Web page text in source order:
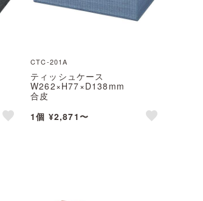
CTC-201A
ティッシュケース
W262×H77×D138mm
合皮
1個 ¥2,871〜